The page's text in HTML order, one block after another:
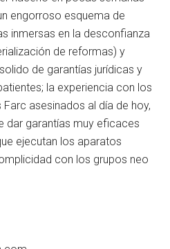
engorroso esquema de
inmersas en la desconfianza
de reformas) y
de garantías jurídicas y
la experiencia con los
asesinados al día de hoy,
dar garantías muy eficaces
ejecutan los aparatos
con los grupos neo